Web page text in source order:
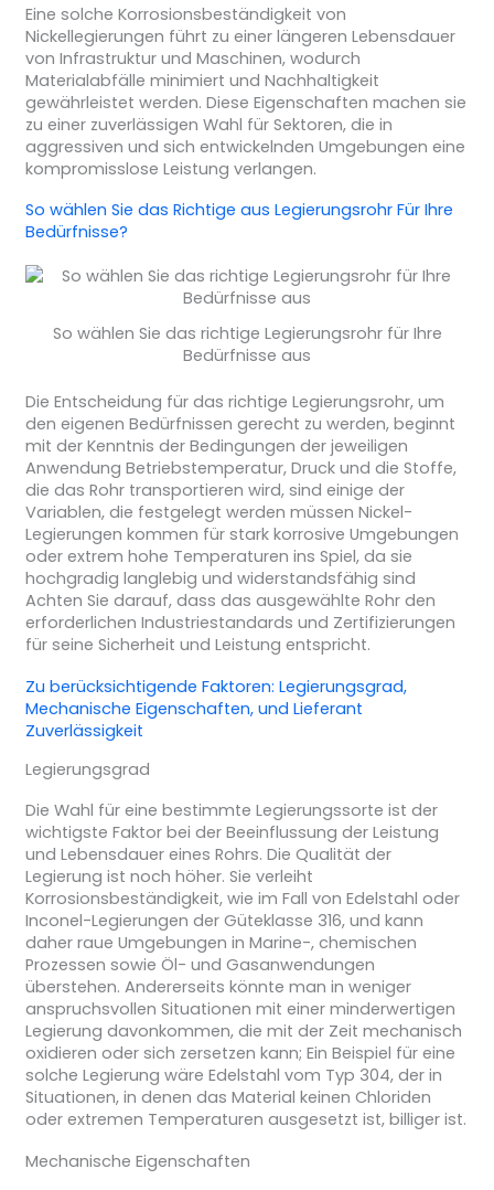
Eine solche Korrosionsbeständigkeit von
Nickellegierungen führt zu einer längeren Lebensdauer
von Infrastruktur und Maschinen, wodurch
Materialabfälle minimiert und Nachhaltigkeit
gewährleistet werden. Diese Eigenschaften machen sie
zu einer zuverlässigen Wahl für Sektoren, die in
aggressiven und sich entwickelnden Umgebungen eine
kompromisslose Leistung verlangen.
So wählen Sie das Richtige aus LegierungsrohrFür Ihre
Bedürfnisse?
So wählen Sie das richtige Legierungsrohr für Ihre
Bedürfnisse aus
Die Entscheidung für das richtige Legierungsrohr, um
den eigenen Bedürfnissen gerecht zu werden, beginnt
mit der Kenntnis der Bedingungen der jeweiligen
Anwendung Betriebstemperatur, Druck und die Stoffe,
die das Rohr transportieren wird, sind einige der
Variablen, die festgelegt werden müssen Nickel-
Legierungen kommen für stark korrosive Umgebungen
oder extrem hohe Temperaturen ins Spiel, da sie
hochgradig langlebig und widerstandsfähig sind
Achten Sie darauf, dass das ausgewählte Rohr den
erforderlichen Industriestandards und Zertifizierungen
für seine Sicherheit und Leistung entspricht.
Zu berücksichtigende Faktoren: Legierungsgrad,
Mechanische Eigenschaften, und Lieferant
Zuverlässigkeit
Legierungsgrad
Die Wahl für eine bestimmte Legierungssorte ist der
wichtigste Faktor bei der Beeinflussung der Leistung
und Lebensdauer eines Rohrs. Die Qualität der
Legierung ist noch höher. Sie verleiht
Korrosionsbeständigkeit, wie im Fall von Edelstahl oder
Inconel-Legierungen der Güteklasse 316, und kann
daher raue Umgebungen in Marine-, chemischen
Prozessen sowie Öl- und Gasanwendungen
überstehen. Andererseits könnte man in weniger
anspruchsvollen Situationen mit einer minderwertigen
Legierung davonkommen, die mit der Zeit mechanisch
oxidieren oder sich zersetzen kann; Ein Beispiel für eine
solche Legierung wäre Edelstahl vom Typ 304, der in
Situationen, in denen das Material keinen Chloriden
oder extremen Temperaturen ausgesetzt ist, billiger ist.
Mechanische Eigenschaften